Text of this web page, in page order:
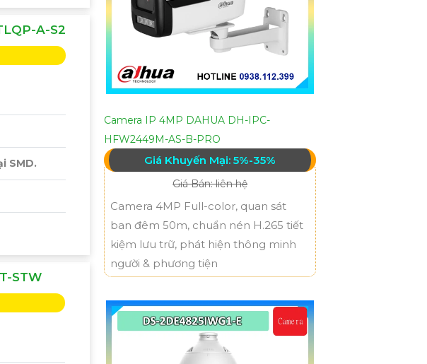
A-S2
SMD.
STW
Camera IP 4MP DAHUA DH-IPC-
HFW2449M-AS-B-PRO
Giá Khuyến Mại: 5%-35%
Giá Bán: liên hệ
Camera 4MP Full-color, quan sát
ban đêm 50m, chuẩn nén H.265 tiết
kiệm lưu trữ, phát hiện thông minh
người & phương tiện